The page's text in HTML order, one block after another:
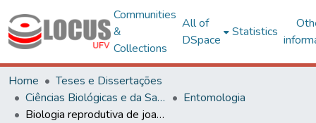
Communities
&
Collections
All of
DSpace
Statistics
Home
Teses e Dissertações
Ciências Biológicas e da Saúde
Entomologia
Biologia reprodutiva de joaninha (Coleoptera: Coccinellidae): comportamento e morfologia do sistema reprodutor